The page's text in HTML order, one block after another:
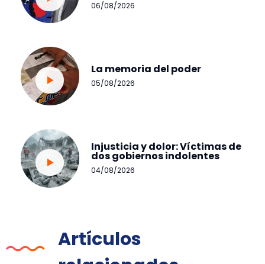
06/08/2026
La memoria del poder
05/08/2026
Injusticia y dolor: Víctimas de
dos gobiernos indolentes
04/08/2026
Artículos